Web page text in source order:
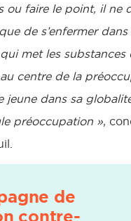
ou faire le point, il ne
de s’enfermer dans
met les substances
centre de la
jeune dans sa
préoccupation »,
de